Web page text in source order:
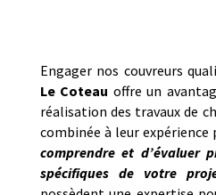
Engager nos couvreurs
Le Coteau offre un
réalisation des travaux de
combinée à leur
comprendre et d’évaluer
spécifiques de votre